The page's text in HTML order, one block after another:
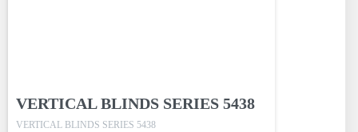
VERTICAL BLINDS SERIES 5438
VERTICAL BLINDS SERIES 5438